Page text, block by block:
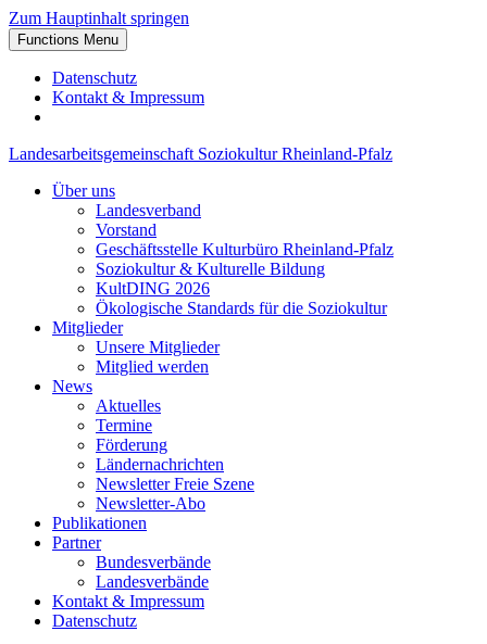
Zum Hauptinhalt springen
Functions Menu
Datenschutz
Kontakt & Impressum
Landesarbeitsgemeinschaft Soziokultur Rheinland-Pfalz
Über uns
Landesverband
Vorstand
Geschäftsstelle Kulturbüro Rheinland-Pfalz
Soziokultur & Kulturelle Bildung
KultDING 2026
Ökologische Standards für die Soziokultur
Mitglieder
Unsere Mitglieder
Mitglied werden
News
Aktuelles
Termine
Förderung
Ländernachrichten
Newsletter Freie Szene
Newsletter-Abo
Publikationen
Partner
Bundesverbände
Landesverbände
Kontakt & Impressum
Datenschutz